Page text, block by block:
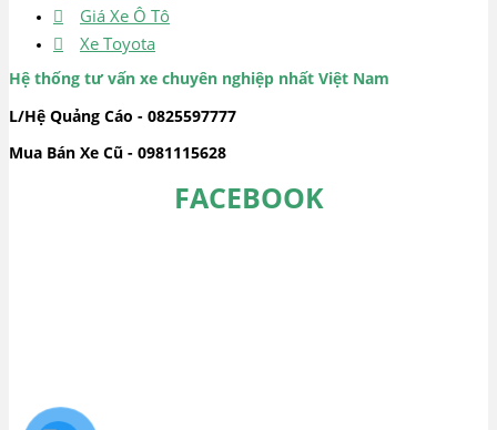
Giá Xe Ô Tô
Xe Toyota
Hệ thống tư vấn xe chuyên nghiệp nhất Việt Nam
L/Hệ Quảng Cáo - 0825597777
Mua Bán Xe Cũ - 0981115628
FACEBOOK